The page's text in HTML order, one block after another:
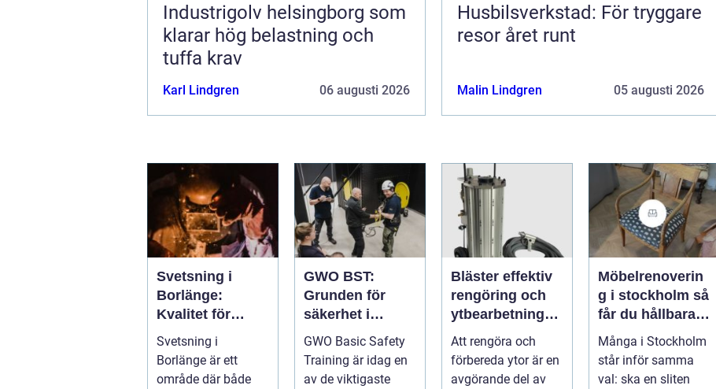
Industrigolv helsingborg som
klarar hög belastning och
tuffa krav
Karl Lindgren 06 augusti 2026
Husbilsverkstad: För tryggare
resor året runt
Malin Lindgren 05 augusti 2026
Svetsning i
Borlänge:
Kvalitet för
industri och
konstruktion
Svetsning i
Borlänge är ett
område där både
GWO BST:
Grunden för
säkerhet i
vindkraftsbrans
chen
GWO Basic Safety
Training är idag en
av de viktigaste
Bläster effektiv
rengöring och
ytbearbetning
för proffs och
hantverkare
Att rengöra och
förbereda ytor är en
avgörande del av
Möbelrenoverin
g i stockholm så
får du hållbara
och vackra
möbler
Många i Stockholm
står inför samma
val: ska en sliten